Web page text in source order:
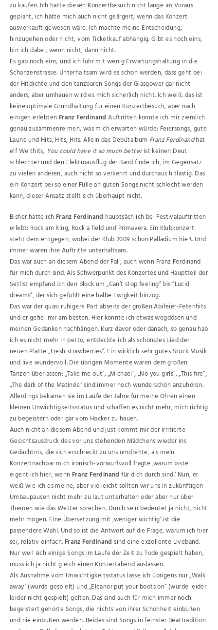
zu kaufen. Ich hatte diesen Konzertbesuch nicht lange im Voraus
geplant, ich hätte mich auch nicht geärgert, wenn das Konzert
ausverkauft gewesen wäre. Ich machte meine Entscheidung,
hinzugehen oder nicht, vom Ticketkauf abhängig. Gibt es noch eins,
bin ich dabei, wenn nicht, dann nicht.
Es gab noch eins, und ich fuhr mit wenig Erwartungshaltung in die
Schanzenstrasse. Unterhaltsam wird es schon werden, dass geht bei
der Hitdichte und den tanzbaren Songs der Glasgower gar nicht
anders, aber umhauen wird es mich sicherlich nicht. Ich weiß, das ist
keine optimale Grundhaltung für einen Konzertbesuch, aber nach
einigen erlebten Franz Ferdinand Auftritten konnte ich mir ziemlich
genau zusammenreimen, was mich erwarten würde: Feiersongs, gute
Laune und Hits, Hits, Hits. Allein das Debütalbum Franz Ferdinandhat
elf Welthits, You could have it so much betterist keinen Deut
schlechter und den Elektroausflug der Band finde ich, im Gegensatz
zu vielen anderen, auch nicht so verkehrt und durchaus hitlastig. Das
ein Konzert bei so einer Fülle an guten Songs nicht schlecht werden
kann, dieser Ansatz stellt sich überhaupt nicht.
Bisher hatte ich Franz Ferdinand hauptsächlich bei Festivalauftritten
erlebt: Rock am Ring, Rock a field und Primavera. Ein Klubkonzert
steht dem entgegen, wobei der Klub 2009 schon Palladium hieß. Und
immer waren ihre Auftritte unterhaltsam.
Das war auch an diesem Abend der Fall, auch wenn Franz Ferdinand
für mich durch sind. Als Schwerpunkt des Konzertes und Hauptteil der
Setlist empfand ich den Block um „Can’t stop feeling” bis “Lucid
dreams“, der sich gefühlt eine halbe Ewigkeit hinzog.
Das war der quasi ruhigere Part abseits der großen Abifeier-Fetenhits
und er gefiel mir am besten. Hier konnte ich etwas wegdösen und
meinen Gedanken nachhängen. Kurz davor oder danach, so genau hab
ich es nicht mehr in petto, entdeckte ich als schönstes Lied der
neuen Platte „Fresh strawberries“. Ein wirklich sehr gutes Stück Musik
und live wundervoll. Die übrigen Momente waren dem großen
Tanzen überlassen: „Take me out“, „Michael“, „No you girls“, „This fire“,
„The dark of the Matinée“ sind immer noch wunderschön anzuhören.
Allerdings bekamen sie im Laufe der Jahre für meine Ohren einen
kleinen Unwichtigkeitsstatus und schaffen es nicht mehr, mich richtig
zu begeistern oder gar vom Hocker zu hauen.
Auch nicht an diesem Abend und just kommt mir der irritierte
Gesichtsausdruck des vor uns stehenden Mädchens wieder ins
Gedächtnis, die sich erschreckt zu uns umdrehte, als mein
Konzertnachbar mich ironisch-vorwurfsvoll fragte ‚warum biste
eigentlich hier, wenn Franz Ferdinand für dich durch sind.‘ Nun, er
weiß wie ich es meine, aber vielleicht sollten wir uns in zukünftigen
Umbaupausen nicht mehr zu laut unterhalten oder aber nur über
Themen wie das Wetter sprechen. Durch sein bedeutet ja nicht, nicht
mehr mögen. Eine Übersetzung mit ‚weniger wichtig‘ ist die
passendere Wahl. Und so ist die Antwort auf die Frage, warum ich hier
sei, relativ einfach. Franz Ferdinand sind eine exzellente Liveband.
Nur weil sich einige Songs im Laufe der Zeit zu Tode gespielt haben,
muss ich ja nicht gleich einen Konzertabend auslassen.
Als Ausnahme vom Unwichtigkeitsstatus lasse ich übrigens nur „Walk
away“ (wurde gespielt) und „Eleanor put your boots on“ (wurde leider
leider nicht gespielt) gelten. Das sind auch für mich immer noch
begeistert gehörte Songs, die nichts von ihrer Schönheit einbüßen
und nie einbüßen werden. Beides sind Songs in feinster Beattradition